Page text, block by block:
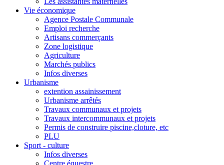
Vie économique
Agence Postale Communale
Emploi recherche
Artisans commerçants
Zone logistique
Agriculture
Marchés publics
Infos diverses
Urbanisme
extention assainissement
Urbanisme arrêtés
Travaux communaux et projets
Travaux intercommunaux et projets
Permis de construire piscine,cloture, etc
PLU
Sport - culture
Infos diverses
Centre équestre